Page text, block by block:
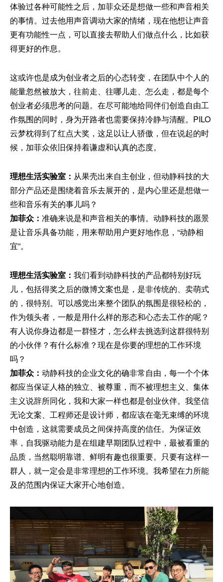
体验过各种可能性之后，加菲众还是想做一些和声音相关
的事情。过去他用声音调动大家的情绪，现在他想让声音
更有功能性一点，可以直接去帮助人们做点什么，比如获
得更好的作息。
这或许也是成为创业者之后的心态转变，在团队中个人的
能量忽然被放大，往前走、往哪儿走、怎么走，都是每个
创业者必须思考的问题。在尽可能地给同伴们创造自由工
作氛围的同时，身为开路者也需要保持冷静与清醒。PILO
云梦枕得到了红点大奖，这足以让人骄傲，但在说起的时
候，加菲众依旧保持着谦虚和认真的态度。
理想生活实验室： 从果壳出来自主创业，但动静科技的大
部分产品还是围绕着音乐去展开的，是内心里还是想做一
些和音乐有关的事儿吗？
加菲众： 准确来说是和声音相关的事情。动静科技的愿景
是让音乐具备功能，用来帮助用户更好地作息，“动静相
宜”。
理想生活实验室： 我们看到动静科技的产品都特别好玩
儿，包括得奖之后的微博文案也是，是非传统的、卖萌式
的，很特别。可以感觉出来整个团队的氛围是很轻松的，
作为领头者，一般是用什么样的形态和心态去工作的呢？
有人说你身边都是一群怪才，怎么样去挑选到这群很特别
的小伙伴？有什么标准？现在是你要的理想的工作环境
吗？
加菲众： 动静科技的企业文化的确非常自由，每一个个体
都应当保证人格的独立、被尊重，而不被理想主义、集体
主义说辞所同化，我和大家一样也都是创业伙伴。我坚信
无论文案、工程师还是设计师，都应该在毫无束缚的环境
中创造，这就需要成员之间保持高度的信任。为保证效
率，自我驱动能力是在组建早期团队过程中，最被看重的
品质，当然聪明靠谱、鲜明有趣也很重要。只要有这样一
群人，就一定会是非常理想的工作环境。我希望在力所能
及的范围内保证大家开心地创造。